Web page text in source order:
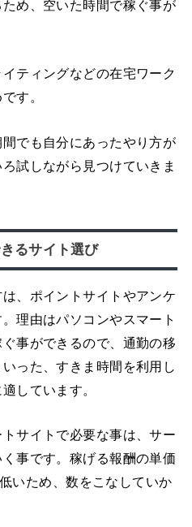
め、空いた時間で稼ぐ事が
ティングなどの在宅ワーク
す。
でも自分にあったやり方が
試しながら見つけていきま
るサイト選び
、ポイントサイトやアンケ
理由はパソコンやスマート
事ができるので、通勤の移
った、すきま時間を利用し
しています。
サイトで必要な事は、サー
事です。稼げる報酬の単価
いため、数をこなしていか